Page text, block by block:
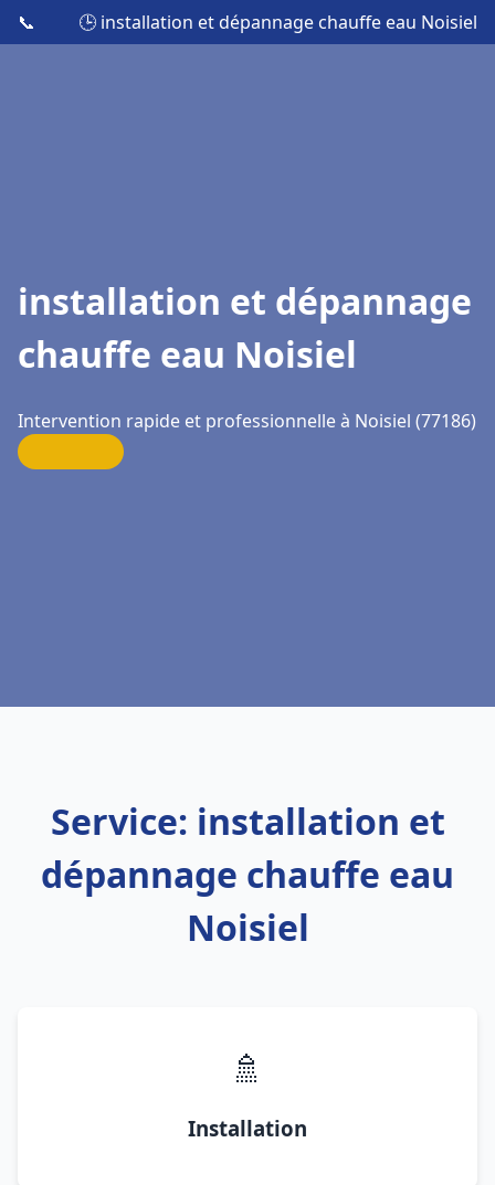
📞 🕒 installation et dépannage chauffe eau Noisiel
installation et dépannage
chauffe eau Noisiel
Intervention rapide et professionnelle à Noisiel (77186)
Service: installation et
dépannage chauffe eau
Noisiel
🚿
Installation